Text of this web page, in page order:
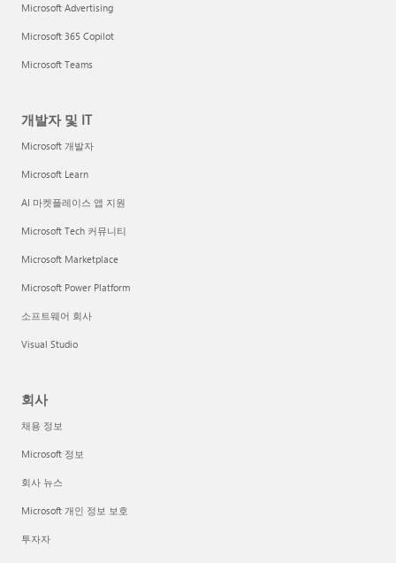
Microsoft Advertising
Microsoft 365 Copilot
Microsoft Teams
개발자 및 IT
Microsoft 개발자
Microsoft Learn
AI 마켓플레이스 앱 지원
Microsoft Tech 커뮤니티
Microsoft Marketplace
Microsoft Power Platform
소프트웨어 회사
Visual Studio
회사
채용 정보
Microsoft 정보
회사 뉴스
Microsoft 개인 정보 보호
투자자